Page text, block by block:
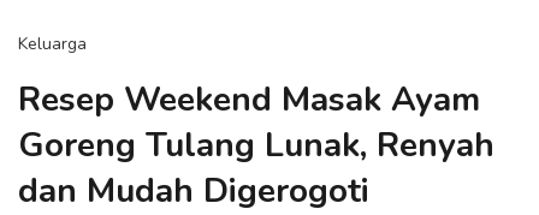
Keluarga
Resep Weekend Masak Ayam
Goreng Tulang Lunak, Renyah
dan Mudah Digerogoti